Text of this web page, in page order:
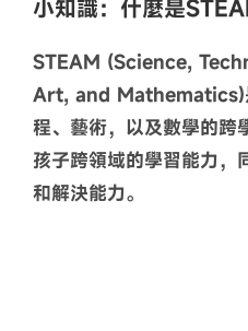
小知識：什麼是
STEAM (Science,
Art, and Mathematics)
程、藝術，以及數學的跨
孩子跨領域的學習能力，
和解決能力。